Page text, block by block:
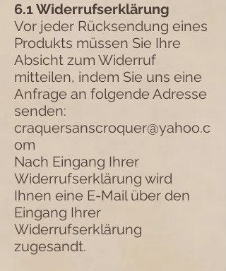
6.1 Widerrufserklärung
Vor jeder Rücksendung eines
Produkts müssen Sie Ihre
Absicht zum Widerruf
mitteilen, indem Sie uns eine
Anfrage an folgende Adresse
senden:
craquersanscroquer@yahoo.c
om
Nach Eingang Ihrer
Widerrufserklärung wird
Ihnen eine E-Mail über den
Eingang Ihrer
Widerrufserklärung
zugesandt.